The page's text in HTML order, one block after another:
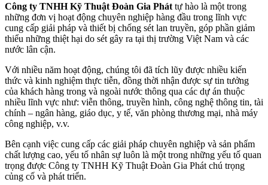
Công ty TNHH Kỹ Thuật Đoàn Gia Phát tự hào là một trong
những đơn vị hoạt động chuyên nghiệp hàng đầu trong lĩnh vực
cung cấp giải pháp và thiết bị chống sét lan truyền, góp phần giảm
thiểu những thiệt hại do sét gây ra tại thị trường Việt Nam và các
nước lân cận.
Với nhiều năm hoạt động, chúng tôi đã tích lũy được nhiều kiến
thức và kinh nghiệm thực tiễn, đồng thời nhận được sự tin tưởng
của khách hàng trong và ngoài nước thông qua các dự án thuộc
nhiều lĩnh vực như: viễn thông, truyền hình, công nghệ thông tin, tài
chính – ngân hàng, giáo dục, y tế, văn phòng thương mại, nhà máy
công nghiệp, v.v.
Bên cạnh việc cung cấp các giải pháp chuyên nghiệp và sản phẩm
chất lượng cao, yếu tố nhân sự luôn là một trong những yếu tố quan
trọng được Công ty TNHH Kỹ Thuật Đoàn Gia Phát chú trọng
củng cố và phát triển.